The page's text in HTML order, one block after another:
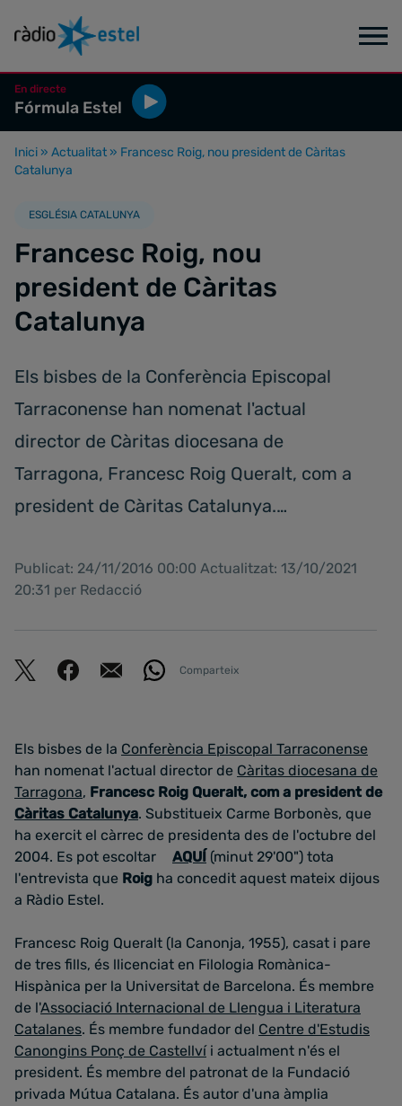
En directe
Fórmula Estel
Inici » Actualitat » Francesc Roig, nou president de Càritas
Catalunya
ESGLÉSIA CATALUNYA
Francesc Roig, nou
president de Càritas
Catalunya
Els bisbes de la Conferència Episcopal
Tarraconense han nomenat l'actual
director de Càritas diocesana de
Tarragona, Francesc Roig Queralt, com a
president de Càritas Catalunya.…
Publicat: 24/11/2016 00:00 Actualitzat: 13/10/2021
20:31 per Redacció
Comparteix
Els bisbes de la Conferència Episcopal Tarraconense
han nomenat l'actual director de Càritas diocesana de
Tarragona, Francesc Roig Queralt, com a president de
Càritas Catalunya. Substitueix Carme Borbonès, que
ha exercit el càrrec de presidenta des de l'octubre del
2004. Es pot escoltar
AQUÍ (minut 29'00") tota
l'entrevista que Roig ha concedit aquest mateix dijous
a Ràdio Estel.
Francesc Roig Queralt (la Canonja, 1955), casat i pare
de tres fills, és llicenciat en Filologia Romànica-
Hispànica per la Universitat de Barcelona. És membre
de l'Associació Internacional de Llengua i Literatura
Catalanes. És membre fundador del Centre d'Estudis
Canongins Ponç de Castellvíi actualment n'és el
president. És membre del patronat de la Fundació
privada Mútua Catalana. És autor d'una àmplia